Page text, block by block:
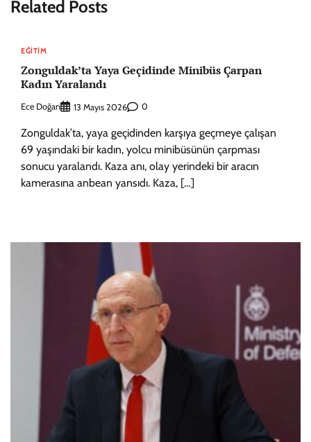
Related Posts
EĞITIM
Zonguldak’ta Yaya Geçidinde Minibüs Çarpan
Kadın Yaralandı
Ece Doğan 13 Mayıs 2026 0
Zonguldak’ta, yaya geçidinden karşıya geçmeye çalışan
69 yaşındaki bir kadın, yolcu minibüsünün çarpması
sonucu yaralandı. Kaza anı, olay yerindeki bir aracın
kamerasına anbean yansıdı. Kaza, […]